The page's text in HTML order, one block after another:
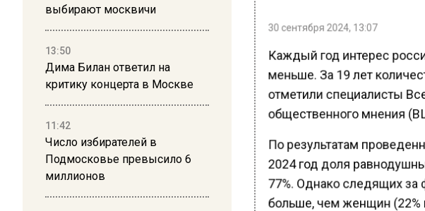
выбирают москвичи
13:50
Дима Билан ответил на
критику концерта в Москве
11:42
Число избирателей в
Подмосковье превысило 6
миллионов
30 сентября 2024, 13:07
Каждый год интерес
меньше. За 19 лет
отметили специалисты
общественного мнения
По результатам
2024 год доля
77%. Однако следящих
больше, чем женщин (22%